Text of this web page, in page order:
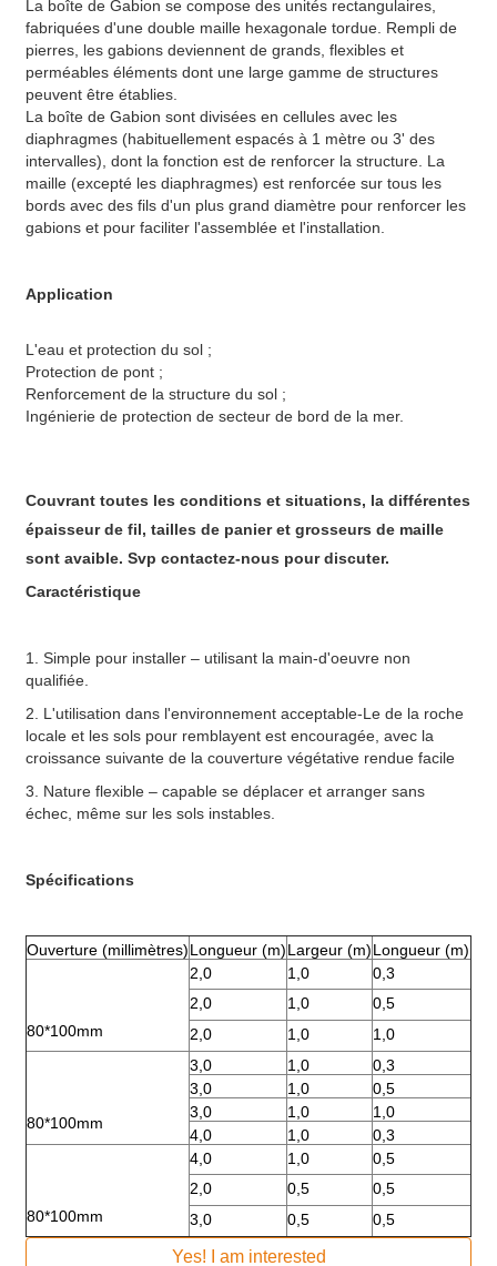
La boîte de Gabion se compose des unités rectangulaires,
fabriquées d'une double maille hexagonale tordue. Rempli de
pierres, les gabions deviennent de grands, flexibles et
perméables éléments dont une large gamme de structures
peuvent être établies.
La boîte de Gabion sont divisées en cellules avec les
diaphragmes (habituellement espacés à 1 mètre ou 3' des
intervalles), dont la fonction est de renforcer la structure. La
maille (excepté les diaphragmes) est renforcée sur tous les
bords avec des fils d'un plus grand diamètre pour renforcer les
gabions et pour faciliter l'assemblée et l'installation.
Application
L'eau et protection du sol ;
Protection de pont ;
Renforcement de la structure du sol ;
Ingénierie de protection de secteur de bord de la mer.
Couvrant toutes les conditions et situations, la différentes
épaisseur de fil, tailles de panier et grosseurs de maille
sont avaible. Svp contactez-nous pour discuter.
Caractéristique
1. Simple pour installer – utilisant la main-d'oeuvre non
qualifiée.
2. L'utilisation dans l'environnement acceptable-Le de la roche
locale et les sols pour remblayent est encouragée, avec la
croissance suivante de la couverture végétative rendue facile
3. Nature flexible – capable se déplacer et arranger sans
échec, même sur les sols instables.
Spécifications
Ouverture (millimètres)Longueur (m)Largeur (m)Longueur (m)
80*100mm
2,0 1,0
0,3
2,0
1,0
0,5
2,0
1,0 1,0
80*100mm
3,0 1,0
0,3
3,0
1,0
0,5
3,0
1,0
1,0
4,0
1,0 0,3
80*100mm
4,0 1,0
0,5
2,0
0,5
0,5
3,0
0,5 0,5
Yes! I am interested